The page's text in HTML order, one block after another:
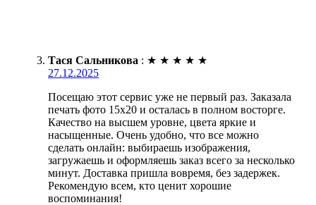
Тася Сальникова : ★ ★ ★ ★ ★
27.12.2025
Посещаю этот сервис уже не первый раз. Заказала
печать фото 15х20 и осталась в полном восторге.
Качество на высшем уровне, цвета яркие и
насыщенные. Очень удобно, что все можно
сделать онлайн: выбираешь изображения,
загружаешь и оформляешь заказ всего за несколько
минут. Доставка пришла вовремя, без задержек.
Рекомендую всем, кто ценит хорошие
воспоминания!